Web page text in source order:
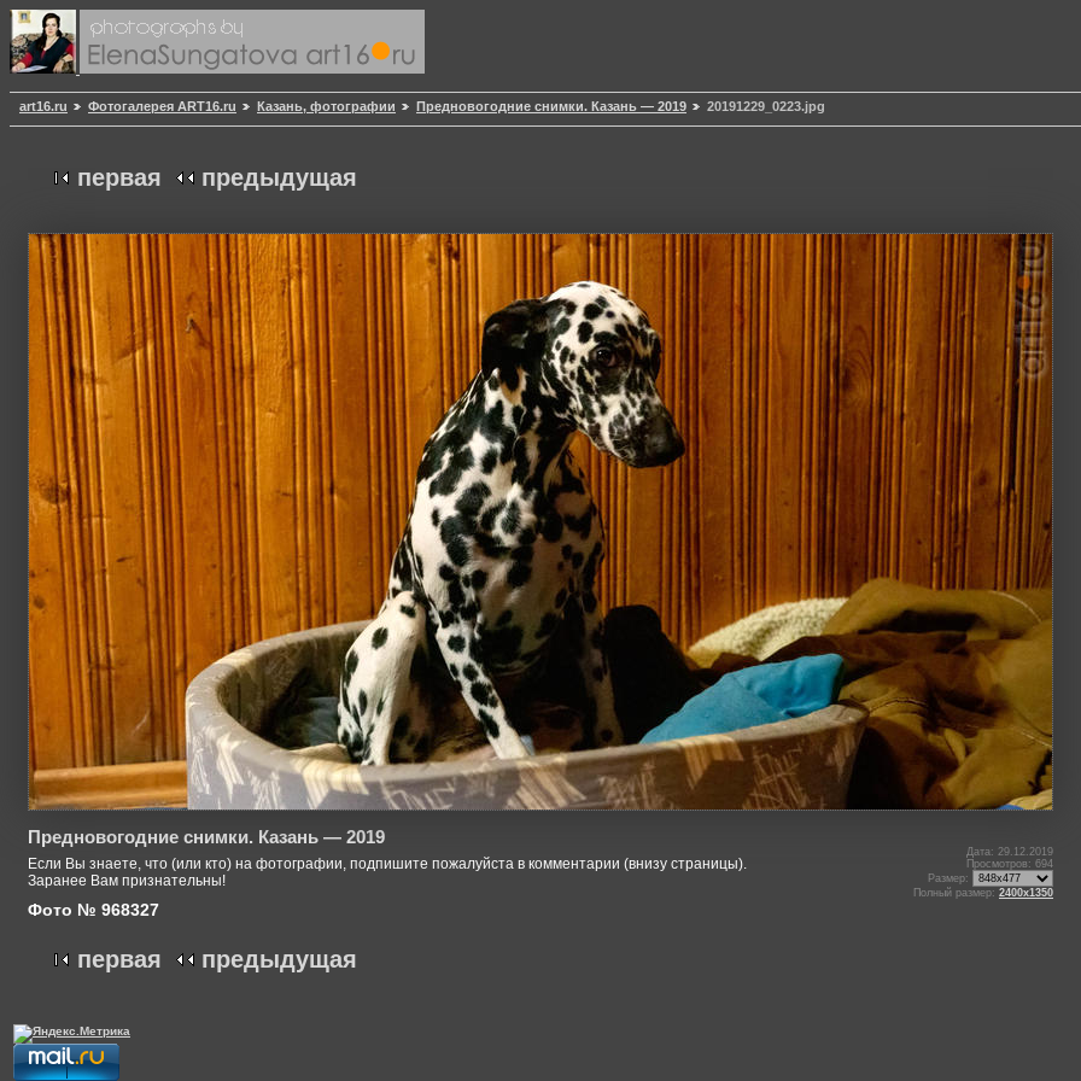
art16.ru Фотогалерея ART16.ru Казань, фотографии Предновогодние снимки. Казань — 2019 20191229_0223.jpg
первая предыдущая
Предновогодние снимки. Казань — 2019
Если Вы знаете, что (или кто) на фотографии, подпишите пожалуйста в комментарии (внизу страницы).
Заранее Вам признательны!
Фото № 968327
Дата: 29.12.2019
Просмотров: 694
Размер:
Полный размер: 2400x1350
первая предыдущая